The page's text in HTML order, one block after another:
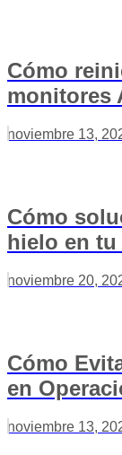
Cómo
monitores
noviembre 13,
Cómo
hielo en tu
noviembre 20,
Cómo
en
noviembre 13,